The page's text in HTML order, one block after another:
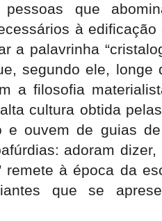
que
à
a palavrinha
segundo ele, longe
a filosofia
cultura obtida
e ouvem de guias
adoram
remete à época da
que se